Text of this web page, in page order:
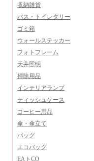
収納雑貨
バス・トイレタリー
ゴミ箱
ウォールステッカー
フォトフレーム
天井照明
掃除用品
インテリアランプ
ティッシュケース
コーヒー用品
傘・傘立て
バッグ
エコバッグ
EAトCO